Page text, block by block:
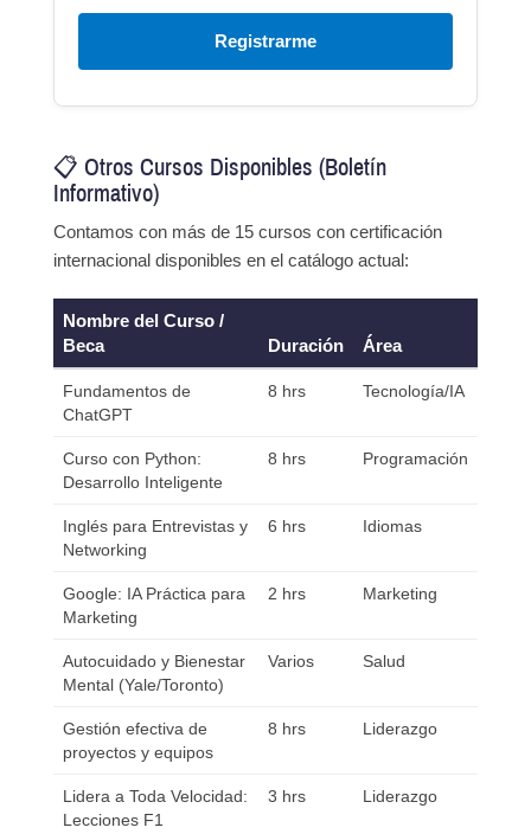
Registrarme
📋 Otros Cursos Disponibles (Boletín
Informativo)
Contamos con más de 15 cursos con certificación
internacional disponibles en el catálogo actual:
Nombre del Curso /
Beca
Duración Área
Fundamentos de
ChatGPT
8 hrs Tecnología/IA
Curso con Python:
Desarrollo Inteligente
8 hrs Programación
Inglés para Entrevistas y
Networking
6 hrs Idiomas
Google: IA Práctica para
Marketing
2 hrs Marketing
Autocuidado y Bienestar
Mental (Yale/Toronto)
Varios Salud
Gestión efectiva de
proyectos y equipos
8 hrs Liderazgo
Lidera a Toda Velocidad:
Lecciones F1
3 hrs Liderazgo